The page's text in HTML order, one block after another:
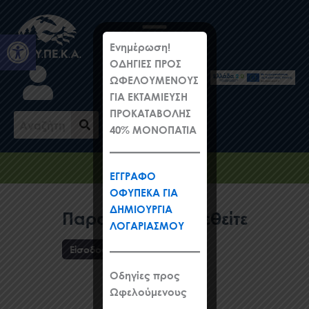
Ανοίξτε τη γραμμή
περιεχόμενο
Παρακαλώ συνδεθείτε
Είσοδος
Ενημέρωση!
ΟΔΗΓΙΕΣ ΠΡΟΣ
ΩΦΕΛΟΥΜΕΝΟΥΣ
ΓΙΑ ΕΚΤΑΜΙΕΥΣΗ
ΠΡΟΚΑΤΑΒΟΛΗΣ
40% ΜΟΝΟΠΑΤΙΑ
ΕΓΓΡΑΦΟ
ΟΦΥΠΕΚΑ ΓΙΑ
ΔΗΜΙΟΥΡΓΙΑ
ΛΟΓΑΡΙΑΣΜΟΥ
Οδηγίες προς
Ωφελούμενους